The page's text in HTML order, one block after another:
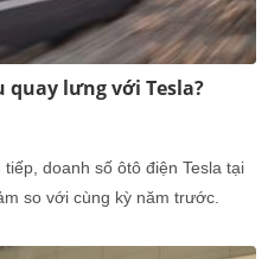
lưng với Tesla?
doanh số ôtô điện Tesla tại
so với cùng kỳ năm trước.